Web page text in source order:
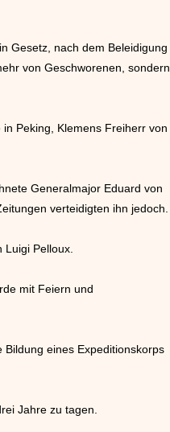
Gesetz, nach dem Beleidigung
von Geschworenen, sondern
Peking, Klemens Freiherr von
Generalmajor Eduard von
verteidigten ihn jedoch.
Luigi Pelloux.
mit Feiern und
Bildung eines Expeditionskorps
Jahre zu tagen.